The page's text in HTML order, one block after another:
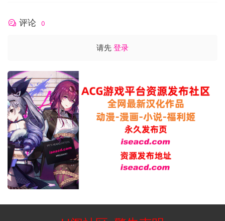
评论 0
请先 登录